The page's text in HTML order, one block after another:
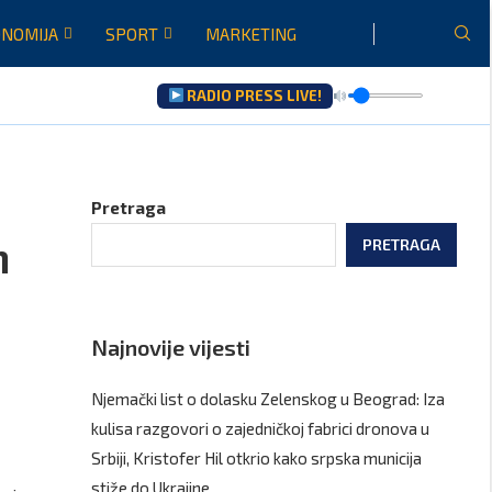
SPORT MARKETING
RADIO PRESS LIVE!
Pretraga
PRETRAGA
Najnovije vijesti
Njemački list o dolasku Zelenskog u Beograd: Iza
kulisa razgovori o zajedničkoj fabrici dronova u
Srbiji, Kristofer Hil otkrio kako srpska municija
stiže do Ukrajine